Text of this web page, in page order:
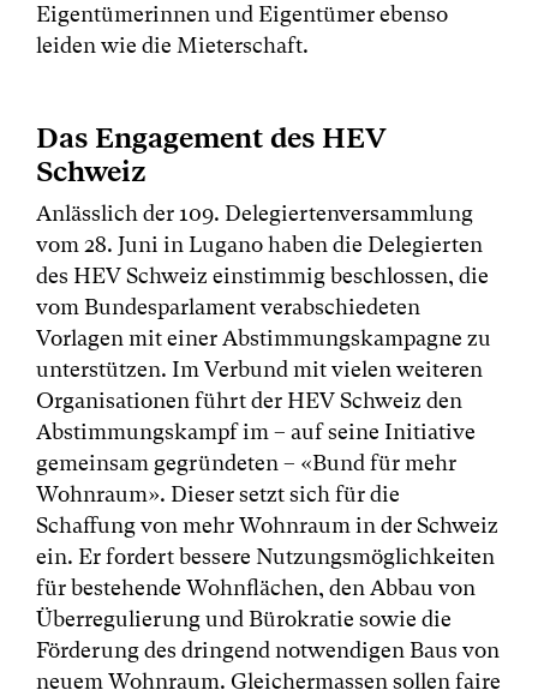
Eigentümerinnen und Eigentümer ebenso
leiden wie die Mieterschaft.
Das Engagement des HEV
Schweiz
Anlässlich der 109. Delegiertenversammlung
vom 28. Juni in Lugano haben die Delegierten
des HEV Schweiz einstimmig beschlossen, die
vom Bundesparlament verabschiedeten
Vorlagen mit einer Abstimmungskampagne zu
unterstützen. Im Verbund mit vielen weiteren
Organisationen führt der HEV Schweiz den
Abstimmungskampf im – auf seine Initiative
gemeinsam gegründeten – «Bund für mehr
Wohnraum». Dieser setzt sich für die
Schaffung von mehr Wohnraum in der Schweiz
ein. Er fordert bessere Nutzungsmöglichkeiten
für bestehende Wohnflächen, den Abbau von
Überregulierung und Bürokratie sowie die
Förderung des dringend notwendigen Baus von
neuem Wohnraum. Gleichermassen sollen faire